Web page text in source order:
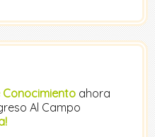
Conocimiento ahora
Al Campo